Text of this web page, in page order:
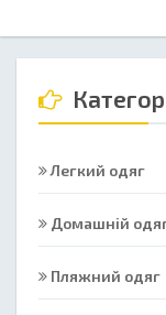
Легкий одяг
Домашній
Пляжний одяг